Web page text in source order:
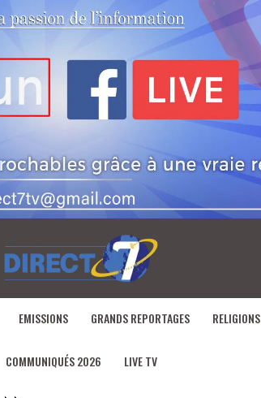
EMISSIONS GRANDS REPORTAGES RELIGIONS
COMMUNIQUÉS 2026 LIVE TV